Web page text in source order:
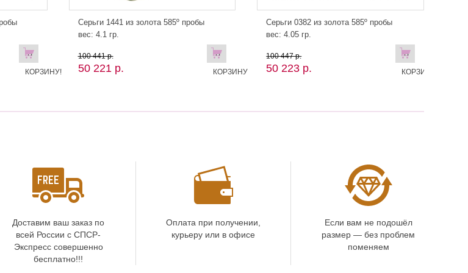
В
КОРЗИНУ!
Серьги 1441 из золота 585º пробы
вес: 4.1 гр.
100 441 р.
50 221 р.
В
КОРЗИНУ
Серьги 0382 из золота 585º пробы
вес: 4.05 гр.
100 447 р.
50 223 р.
В
КОРЗИНУ
Доставим ваш заказ по
всей России с СПСР-
Экспресс совершенно
бесплатно!!!
Оплата при получении,
курьеру или в офисе
Если вам не подошёл
размер — без проблем
поменяем